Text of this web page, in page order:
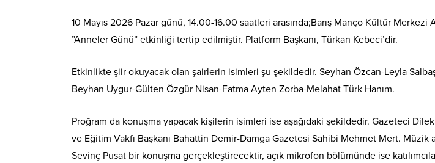
10 Mayıs 2026 Pazar günü, 14.00-16.00 saatleri arasında;Barış Manço Kültür Merkezi
”Anneler Günü” etkinliği tertip edilmiştir. Platform Başkanı, Türkan Kebeci’dir.
Etkinlikte şiir okuyacak olan şairlerin isimleri şu şekildedir. Seyhan Özcan-Leyla
Beyhan Uygur-Gülten Özgür Nisan-Fatma Ayten Zorba-Melahat Türk Hanım.
Proğram da konuşma yapacak kişilerin isimleri ise aşağıdaki şekildedir. Gazeteci
ve Eğitim Vakfı Başkanı Bahattin Demir-Damga Gazetesi Sahibi Mehmet Mert. Müzik
Sevinç Pusat bir konuşma gerçekleştirecektir, açık mikrofon bölümünde ise